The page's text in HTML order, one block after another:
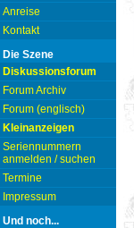
Anreise
Kontakt
Die Szene
Diskussionsforum
Forum Archiv
Forum (englisch)
Kleinanzeigen
Seriennummern
anmelden / suchen
Termine
Impressum
Und noch...